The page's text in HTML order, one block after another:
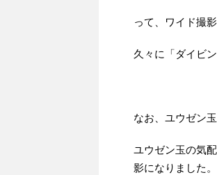
って、ワイド撮
久々に「ダイビ
なお、ユウゼン
ユウゼン玉の気
影になりました。